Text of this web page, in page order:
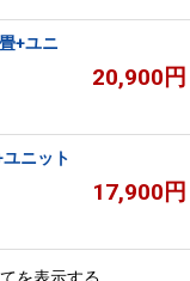
+ユニ
20,900
ニット
17,900